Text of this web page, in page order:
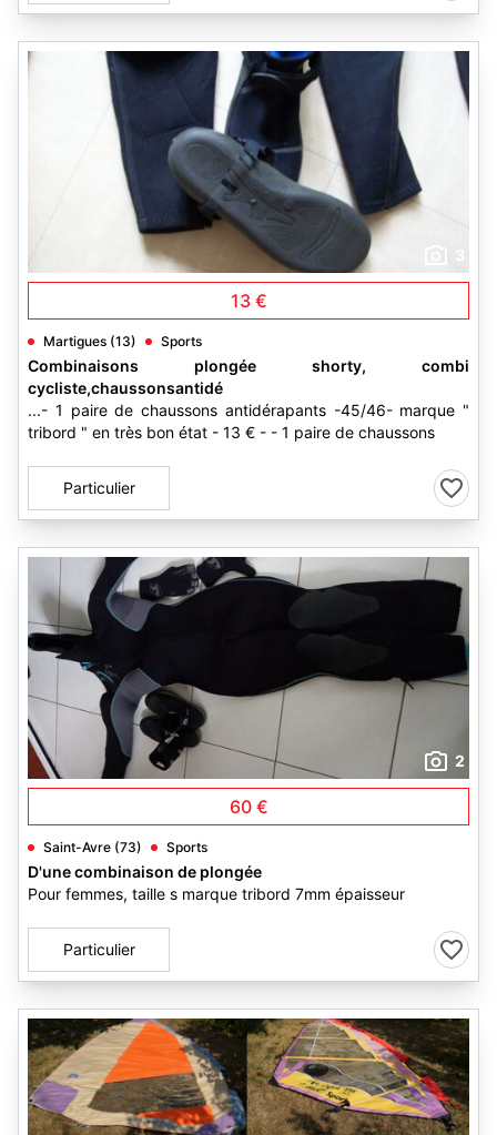
13 €
Martigues (13) Sports
Combinaisons plongée shorty, combi
cycliste,chaussonsantidé
...- 1 paire de chaussons antidérapants -45/46- marque "
tribord " en très bon état - 13 € - - 1 paire de chaussons
Particulier
2
60 €
Saint-Avre (73) Sports
D'une combinaison de plongée
Pour femmes, taille s marque tribord 7mm épaisseur
Particulier